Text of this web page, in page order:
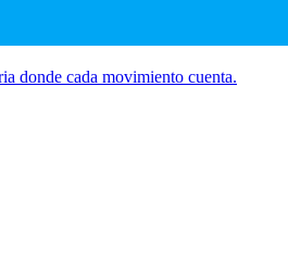
donde cada movimiento cuenta.